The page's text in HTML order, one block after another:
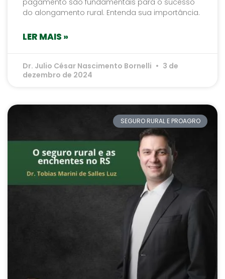
do alongamento rural. Entenda sua importância.
LER MAIS »
Dr. Julio César Nascimento Bornelli
3 de
dezembro de 2024
SEGURO RURAL E PROAGRO